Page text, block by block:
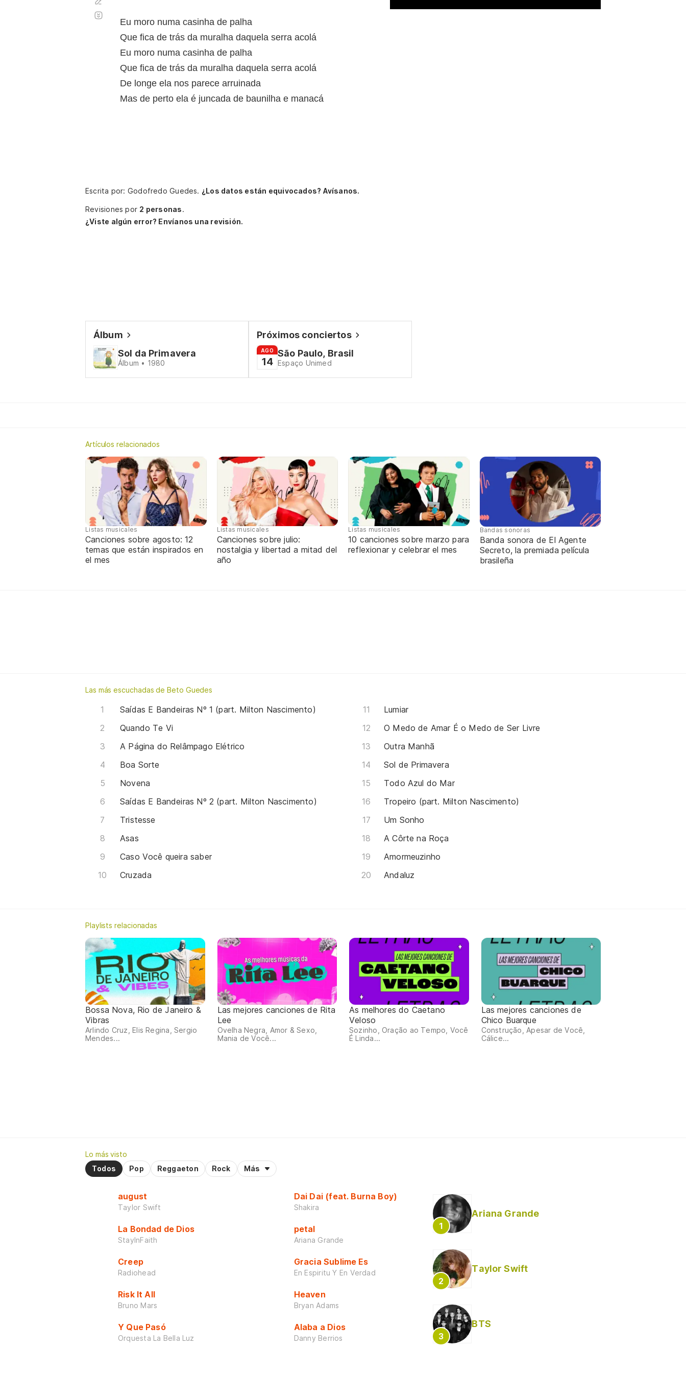
Eu moro numa casinha de palha
Que fica de trás da muralha daquela serra acolá
Eu moro numa casinha de palha
Que fica de trás da muralha daquela serra acolá
De longe ela nos parece arruinada
Mas de perto ela é juncada de baunilha e manacá
automático
Escrita por: Godofredo Guedes. ¿Los datos están equivocados? Avísanos.
Revisiones por 2 personas.
¿Viste algún error? Envíanos una revisión.
Álbum
Sol da Primavera
Álbum • 1980
Próximos conciertos
AGO
14
São Paulo, Brasil
Espaço Unimed
Artículos relacionados
Listas musicales
Canciones sobre agosto: 12
temas que están inspirados en
el mes
Listas musicales
Canciones sobre julio:
nostalgia y libertad a mitad del
año
Listas musicales
10 canciones sobre marzo para
reflexionar y celebrar el mes
Bandas sonoras
Banda sonora de El Agente
Secreto, la premiada película
brasileña
Las más escuchadas de Beto Guedes
Saídas E Bandeiras Nº 1 (part. Milton Nascimento)
Quando Te Vi
A Página do Relâmpago Elétrico
Boa Sorte
Novena
Saídas E Bandeiras Nº 2 (part. Milton Nascimento)
Tristesse
Asas
Caso Você queira saber
Cruzada
Lumiar
O Medo de Amar É o Medo de Ser Livre
Outra Manhã
Sol de Primavera
Todo Azul do Mar
Tropeiro (part. Milton Nascimento)
Um Sonho
A Côrte na Roça
Amormeuzinho
Andaluz
Playlists relacionadas
Bossa Nova, Rio de Janeiro &
Vibras
Arlindo Cruz, Elis Regina, Sergio
Mendes...
Las mejores canciones de Rita
Lee
Ovelha Negra, Amor & Sexo,
Mania de Você...
As melhores do Caetano
Veloso
Sozinho, Oração ao Tempo, Você
É Linda...
Las mejores canciones de
Chico Buarque
Construção, Apesar de Você,
Cálice...
Lo más visto
Todos
Pop Reggaeton Rock Más
august
Taylor Swift
La Bondad de Dios
StayInFaith
Creep
Radiohead
Risk It All
Bruno Mars
Y Que Pasó
Orquesta La Bella Luz
Dai Dai (feat. Burna Boy)
Shakira
petal
Ariana Grande
Gracia Sublime Es
En Espiritu Y En Verdad
Heaven
Bryan Adams
Alaba a Dios
Danny Berrios
Ariana Grande
Taylor Swift
BTS